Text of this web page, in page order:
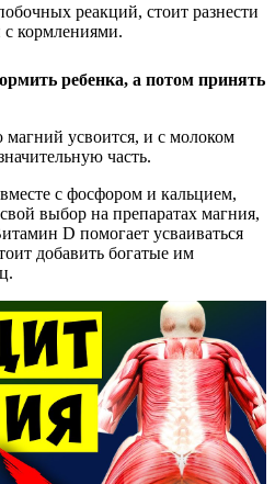
реакций, стоит разнести
с кормлениями.
ребенка, а потом принять
усвоится, и с молоком
часть.
с фосфором и кальцием,
выбор на препаратах магния,
D помогает усваиваться
добавить богатые им